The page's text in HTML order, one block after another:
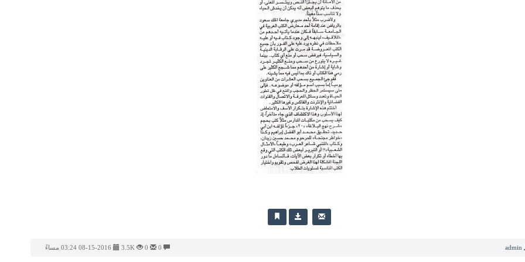
admin
3.5K